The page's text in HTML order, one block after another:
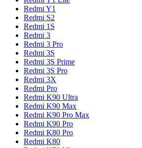
Redmi Y1
Redmi S2
Redmi 1S
Redmi 3
Redmi 3 Pro
Redmi 3S
Redmi 3S Prime
Redmi 3S Pro
Redmi 3X
Redmi Pro
Redmi K90 Ultra
Redmi K90 Max
Redmi K90 Pro Max
Redmi K90 Pro
Redmi K80 Pro
Redmi K80